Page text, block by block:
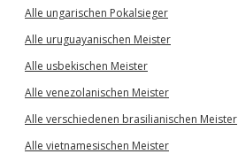
Alle ungarischen Pokalsieger
Alle uruguayanischen Meister
Alle usbekischen Meister
Alle venezolanischen Meister
Alle verschiedenen brasilianischen Meister
Alle vietnamesischen Meister